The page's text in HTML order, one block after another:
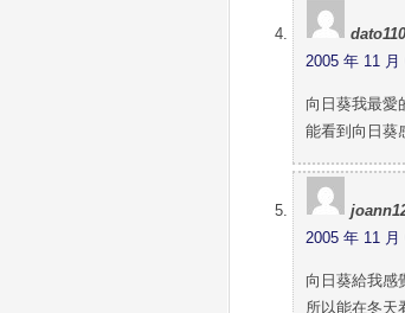
2005 年 11 月
向日葵我最愛
能看到向日葵
2005 年 11 月
向日葵給我感
所以能在冬天